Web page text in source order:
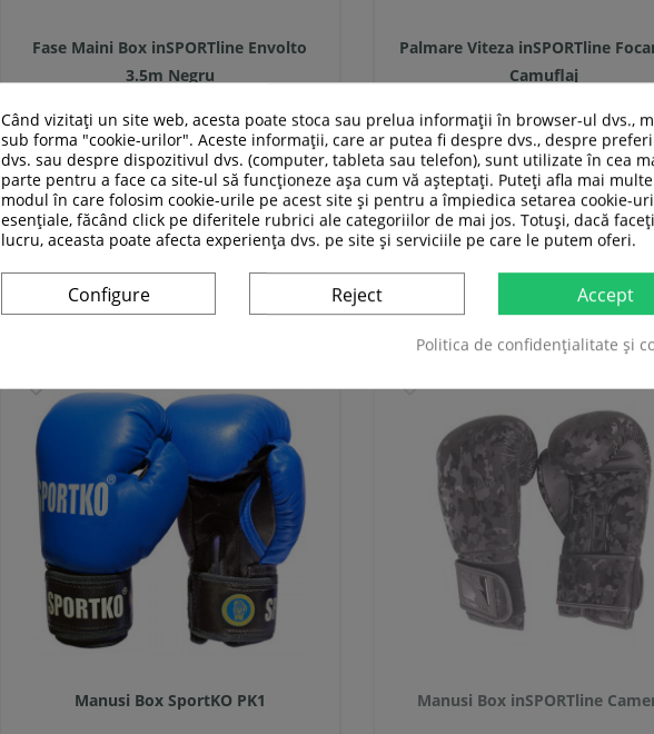
Fase Maini Box inSPORTline Envolto
3.5m Negru
39,00 RON
In stoc
Adauga in cos
Compara
Palmare Viteza inSPORTline
Camuflaj
209,00 RON
In stoc
Adauga in cos
Compara
Manusi Box SportKO PK1 Manusi Box inSPORTline
Când vizitați un site web, acesta poate stoca sau prelua informații în browser-ul dvs.,
sub forma "cookie-urilor". Aceste informații, care ar putea fi despre dvs., despre
dvs. sau despre dispozitivul dvs. (computer, tableta sau telefon), sunt utilizate în cea
parte pentru a face ca site-ul să funcționeze așa cum vă așteptați. Puteți afla mai
modul în care folosim cookie-urile pe acest site și pentru a împiedica setarea cookie-
esențiale, făcând click pe diferitele rubrici ale categoriilor de mai jos. Totuși, dacă
lucru, aceasta poate afecta experiența dvs. pe site și serviciile pe care le putem oferi.
Configure Reject Accept
Politica de confidențialitate și